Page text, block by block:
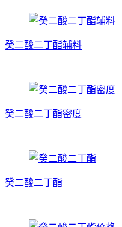
癸二酸二丁酯辅料
癸二酸二丁酯密度
癸二酸二丁酯